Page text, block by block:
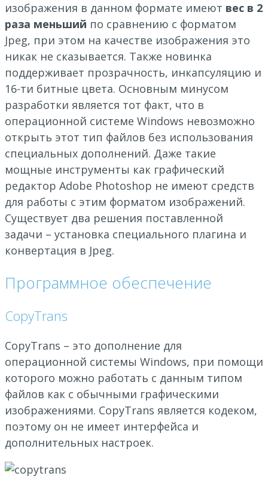
изображения в данном формате имеют вес в 2
раза меньший по сравнению с форматом
Jpeg, при этом на качестве изображения это
никак не сказывается. Также новинка
поддерживает прозрачность, инкапсуляцию и
16-ти битные цвета. Основным минусом
разработки является тот факт, что в
операционной системе Windows невозможно
открыть этот тип файлов без использования
специальных дополнений. Даже такие
мощные инструменты как графический
редактор Adobe Photoshop не имеют средств
для работы с этим форматом изображений.
Существует два решения поставленной
задачи – установка специального плагина и
конвертация в Jpeg.
Программное обеспечение
CopyTrans
CopyTrans – это дополнение для
операционной системы Windows, при помощи
которого можно работать с данным типом
файлов как с обычными графическими
изображениями. CopyTrans является кодеком,
поэтому он не имеет интерфейса и
дополнительных настроек.